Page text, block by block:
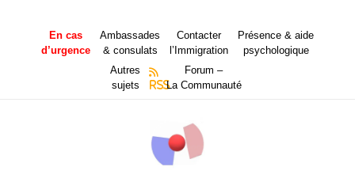
contenu
En cas
d’urgence
Ambassades
& consulats
Contacter
l’Immigration
Présence & aide
psychologique
Autres
sujets
RSS
Forum –
La Communauté